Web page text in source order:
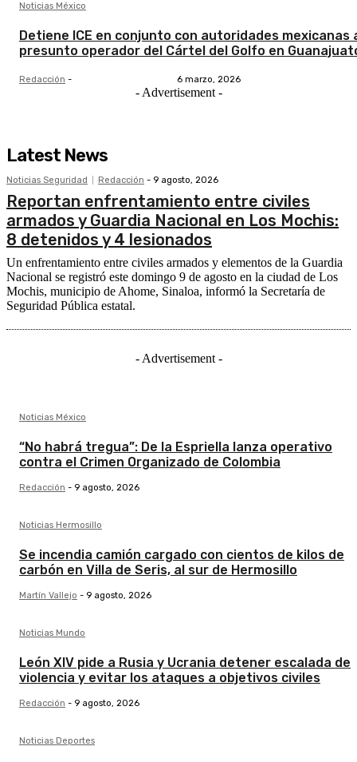
Noticias México
Detiene ICE en conjunto con autoridades mexicanas
presunto operador del Cártel del Golfo en
Redacción - 6 marzo, 2026
- Advertisement -
Latest News
Noticias Seguridad Redacción - 9 agosto, 2026
Reportan enfrentamiento entre civiles
armados y Guardia Nacional en Los Mochis:
8 detenidos y 4 lesionados
Un enfrentamiento entre civiles armados y elementos de la Guardia
Nacional se registró este domingo 9 de agosto en la ciudad de Los
Mochis, municipio de Ahome, Sinaloa, informó la Secretaría de
Seguridad Pública estatal.
- Advertisement -
Noticias México
“No habrá tregua”: De la Espriella lanza operativo
contra el Crimen Organizado de Colombia
Redacción - 9 agosto, 2026
Noticias Hermosillo
Se incendia camión cargado con cientos de kilos de
carbón en Villa de Seris, al sur de Hermosillo
Martín Vallejo - 9 agosto, 2026
Noticias Mundo
León XIV pide a Rusia y Ucrania detener escalada de
violencia y evitar los ataques a objetivos civiles
Redacción - 9 agosto, 2026
Noticias Deportes